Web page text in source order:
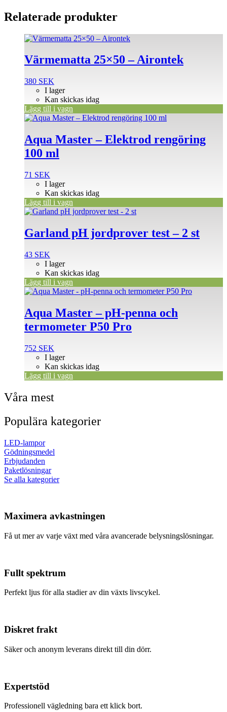
Relaterade produkter
Värmematta 25×50 – Airontek
380 SEK
I lager
Kan skickas idag
Lägg till i vagn
Aqua Master – Elektrod rengöring
100 ml
71 SEK
I lager
Kan skickas idag
Lägg till i vagn
Garland pH jordprover test – 2 st
43 SEK
I lager
Kan skickas idag
Lägg till i vagn
Aqua Master – pH-penna och
termometer P50 Pro
752 SEK
I lager
Kan skickas idag
Lägg till i vagn
Våra mest
Populära kategorier
LED-lampor
Gödningsmedel
Erbjudanden
Paketlösningar
Se alla kategorier
Maximera avkastningen
Få ut mer av varje växt med våra avancerade belysningslösningar.
Fullt spektrum
Perfekt ljus för alla stadier av din växts livscykel.
Diskret frakt
Säker och anonym leverans direkt till din dörr.
Expertstöd
Professionell vägledning bara ett klick bort.